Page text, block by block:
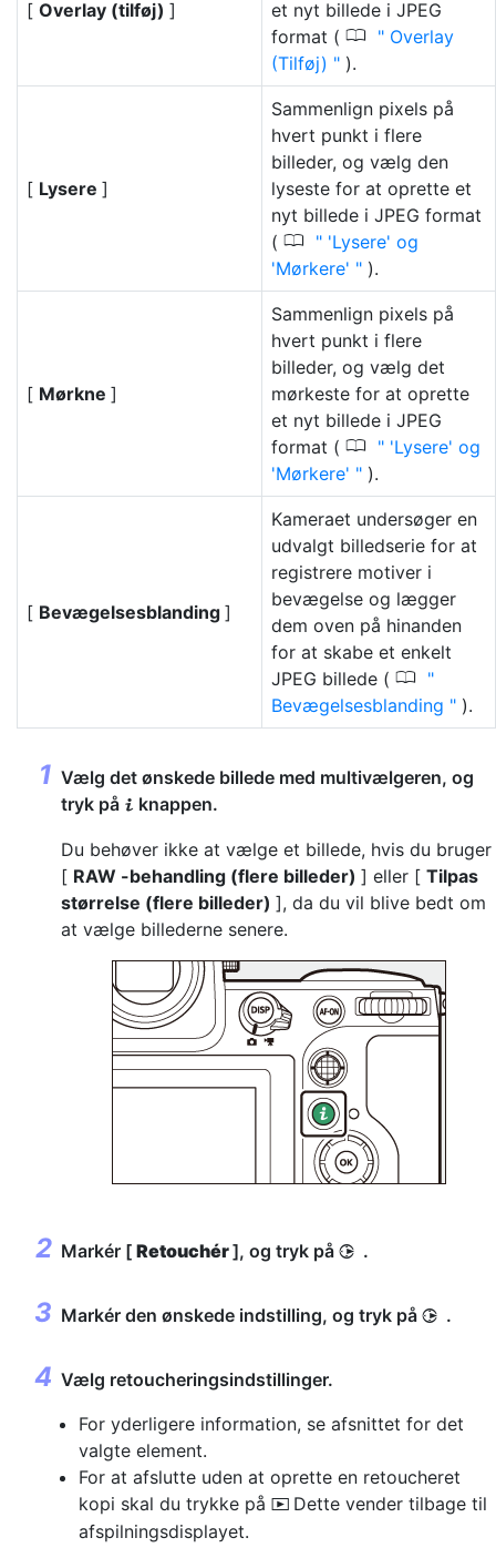
[ Overlay (tilføj) ]
et nyt billede i JPEG
format ( 0
Overlay
(Tilføj)
).
[ Lysere ]
Sammenlign pixels på
hvert punkt i flere
billeder, og vælg den
lyseste for at oprette et
nyt billede i JPEG format
( 0
'Lysere' og
'Mørkere'
).
[ Mørkne ]
Sammenlign pixels på
hvert punkt i flere
billeder, og vælg det
mørkeste for at oprette
et nyt billede i JPEG
format ( 0
'Lysere' og
'Mørkere'
).
[ Bevægelsesblanding ]
Kameraet undersøger en
udvalgt billedserie for at
registrere motiver i
bevægelse og lægger
dem oven på hinanden
for at skabe et enkelt
JPEG billede ( 0
Bevægelsesblanding ).
Vælg det ønskede billede med multivælgeren, og
tryk på i knappen.
Du behøver ikke at vælge et billede, hvis du bruger
[ RAW -behandling (flere billeder) ] eller [ Tilpas
størrelse (flere billeder) ], da du vil blive bedt om
at vælge billederne senere.
Markér [ Retouchér], og tryk på 2 .
Markér den ønskede indstilling, og tryk på 2 .
Vælg retoucheringsindstillinger.
For yderligere information, se afsnittet for det
valgte element.
For at afslutte uden at oprette en retoucheret
kopi skal du trykke på K Dette vender tilbage til
afspilningsdisplayet.